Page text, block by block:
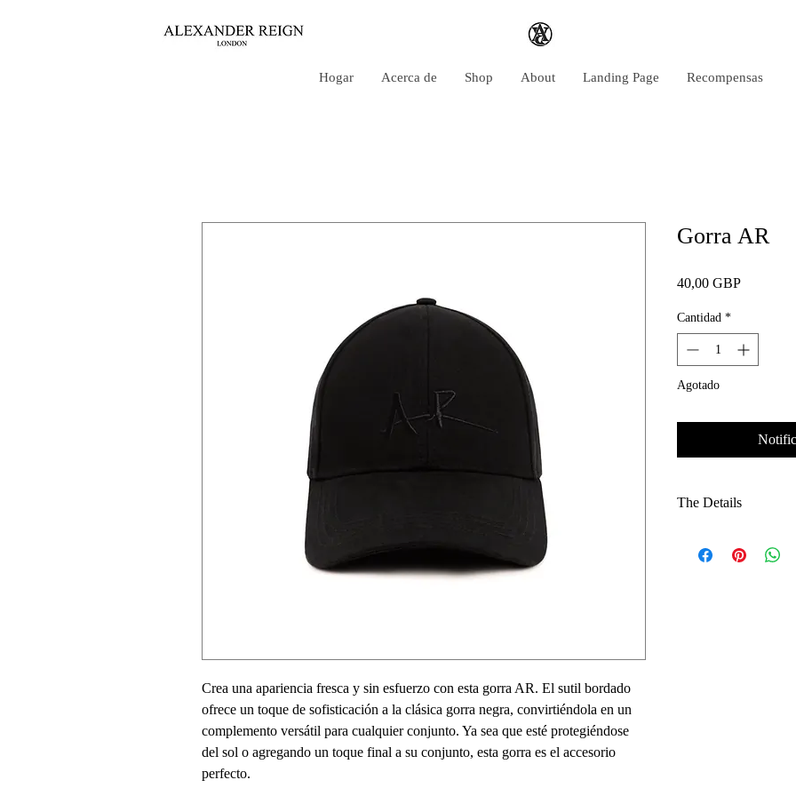
Hogar Acerca de Shop About Landing Page Recompensas
Crea una apariencia fresca y sin esfuerzo con esta gorra AR. El sutil bordado
ofrece un toque de sofisticación a la clásica gorra negra, convirtiéndola en un
complemento versátil para cualquier conjunto. Ya sea que esté protegiéndose
del sol o agregando un toque final a su conjunto, esta gorra es el accesorio
perfecto.
Gorra AR
40,00 GBPPrecio
Cantidad *
Agotado
The Details
Stealth Aesthetic: